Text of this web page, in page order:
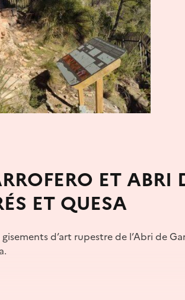
ET ABRI
ET QUESA
d’art rupestre de l’Abri de